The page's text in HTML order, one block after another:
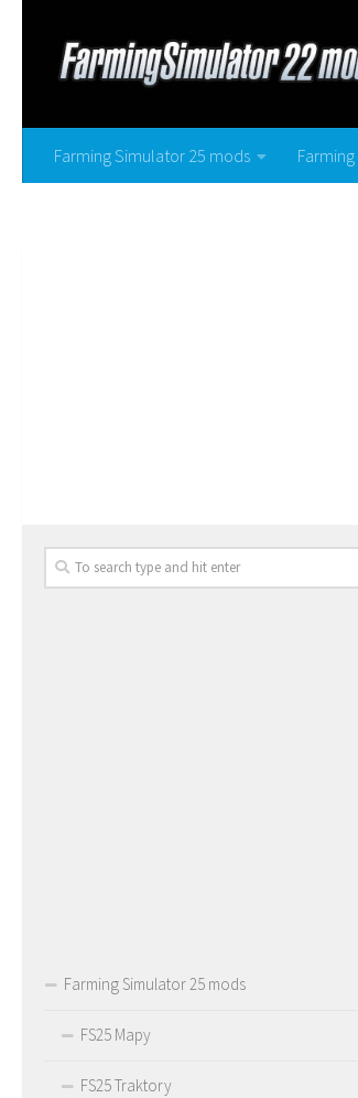
Farming Simulator 25 mods
Farming Simulator 25 mods
FS25 Mapy
FS25 Traktory